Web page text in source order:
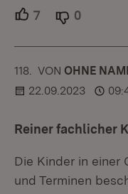
7 Unterstützer.
0
118. KOMMENTAR
VON :OHNE
22.09.2023
Reiner fachlicher
Die Kinder in einer
und Terminen